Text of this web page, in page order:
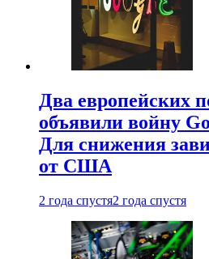
Два европейских
объявили войну
Для снижения
от США
2 года спустя2 года спустя